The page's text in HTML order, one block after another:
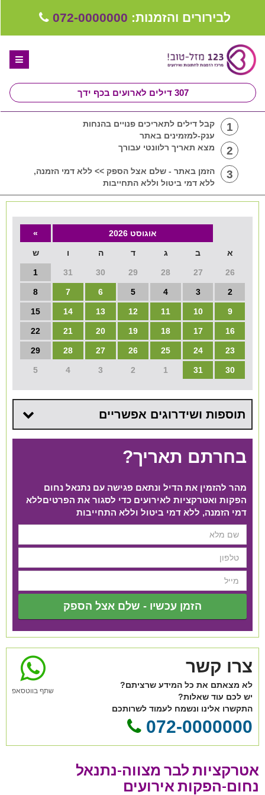
לבירורים והזמנות: 072-0000000
307 דילים לארועים בכף ידך
ספקים לחתונה מומלצים
קבלו ייעוץ בחינם
קבוצת וואטסאפ-ספקים עונים LIVE
שירות אישי בקליק
1
קבל דילים לתאריכים פנויים בהנחות
ענק-למזמינים באתר
2 מצא תאריך רלוונטי עבורך
3
הזמן באתר - שלם אצל הספק >> ללא דמי הזמנה,
ללא דמי ביטול וללא התחייבות
אוגוסט 2026 »
א ב ג ד ה ו ש
26
27
28
29
30
31
1
2
3
4
5
6
7
8
9
10
11
12
13
14
15
16
17
18
19
20
21
22
23
24
25
26
27
28
29
30
31
1
2
3
4
5
תוספות ושידרוגים אפשריים
בחרתם תאריך?
מהר להזמין את הדיל ונתאם פגישה עם נתנאל נחום
הפקות ואטרקציות לאירועים כדי לסגור את הפרטים​ ללא
דמי הזמנה, ללא דמי ביטול וללא התחייבות
הזמן עכשיו - שלם אצל הספק
שתף בווטסאפ
צרו קשר
לא מצאתם את כל המידע שרציתם?
יש לכם עוד שאלות?
התקשרו אלינו ונשמח לעמוד לשרותכם
072-0000000
אטרקציות לבר מצווה-נתנאל
נחום-הפקות אירועים